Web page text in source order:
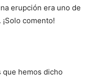
erupción era uno de
comento!
que hemos dicho